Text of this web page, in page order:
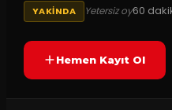
YAKINDA Yetersiz oy60
Hemen Kayıt Ol